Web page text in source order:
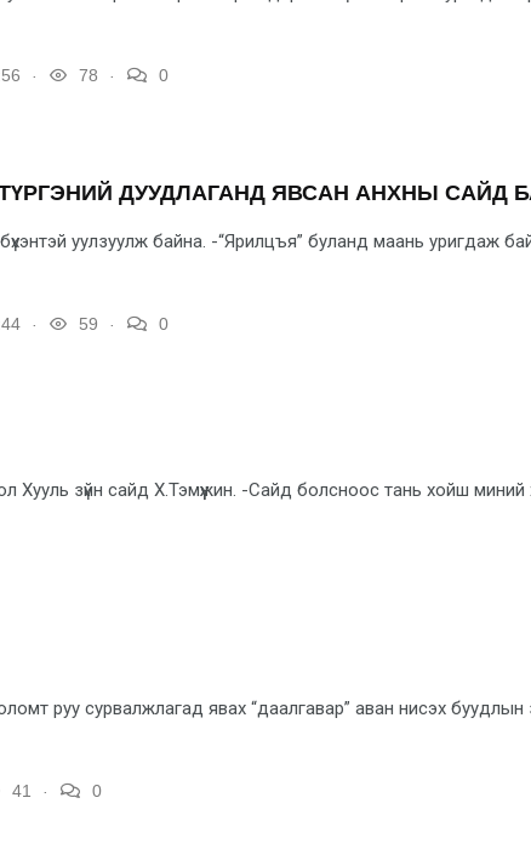
78 0
ДУУДЛАГАНД ЯВСАН АНХНЫ САЙД
уулзуулж байна. -“Ярилцъя” буланд маань уригдаж
59 0
зүйн сайд Х.Тэмүүжин. -Сайд болсноос тань хойш миний
руу сур­валж­­лагад явах “даалгавар” аван нисэх буудлын
41 0